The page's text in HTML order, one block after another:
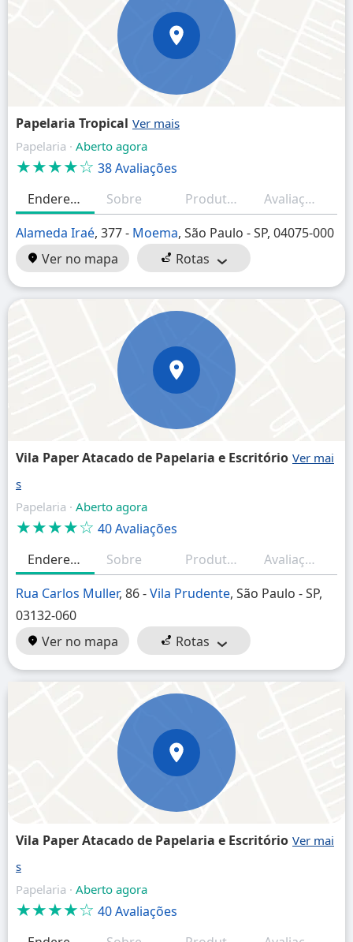
Papelaria Tropical
Papelaria · Aberto agora
★★★★☆ 38 Avaliações
Endereço
Sobre Produtos/Serviços Avaliações (resumo)
Alameda Iraé, 377 - Moema, São Paulo - SP, 04075-000
Ver no mapa
Rotas
Vila Paper Atacado de Papelaria e Escritório
Papelaria · Aberto agora
★★★★☆ 40 Avaliações
Endereço
Sobre Produtos/Serviços Avaliações
Rua Carlos Muller, 86 -Vila Prudente, São Paulo - SP,
03132-060
Ver no mapa
Rotas
Vila Paper Atacado de Papelaria e Escritório
Papelaria · Aberto agora
★★★★☆ 40 Avaliações